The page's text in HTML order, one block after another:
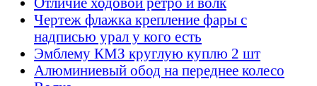
Чертеж флажка крепление фары с
надписью урал у кого есть
Эмблему КМЗ круглую куплю 2 шт
Алюминиевый обод на переднее колесо